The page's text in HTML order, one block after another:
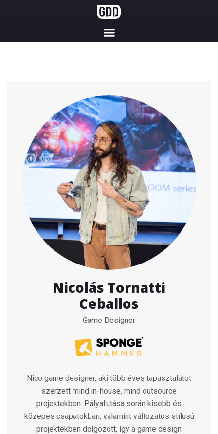
Nicolás Tornatti
Ceballos
Game Designer
Nico game designer, aki több éves tapasztalatot
szerzett mind in-house, mind outsource
projektekben. Pályafutása során kisebb és
közepes csapatokban, valamint változatos stílusú
projektekben dolgozott, így a game design